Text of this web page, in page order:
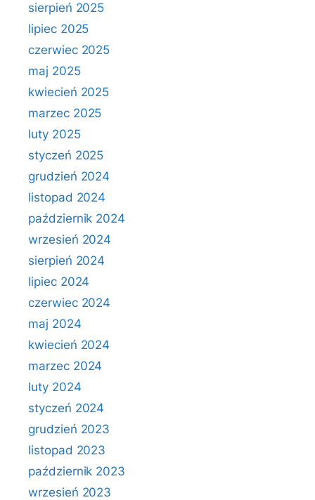
sierpień 2025
lipiec 2025
czerwiec 2025
maj 2025
kwiecień 2025
marzec 2025
luty 2025
styczeń 2025
grudzień 2024
listopad 2024
październik 2024
wrzesień 2024
sierpień 2024
lipiec 2024
czerwiec 2024
maj 2024
kwiecień 2024
marzec 2024
luty 2024
styczeń 2024
grudzień 2023
listopad 2023
październik 2023
wrzesień 2023